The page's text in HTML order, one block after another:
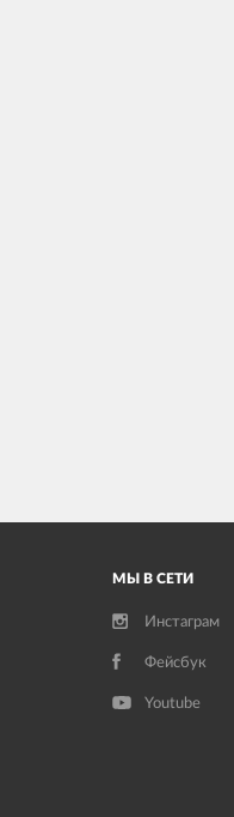
МЫ В СЕТИ
Инстаграм
Фейсбук
Youtube